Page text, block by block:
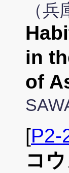
（兵
in
of
[P2-
コ